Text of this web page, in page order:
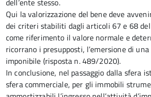
dell’ente stesso.
Qui la valorizzazione del bene deve
dei criteri stabiliti dagli articoli 67 e 68 del
come riferimento il valore normale e
ricorrano i presupposti, l’emersione di
imponibile (risposta n. 489/2020).
In conclusione, nel passaggio dalla sfera
sfera commerciale, per gli immobili